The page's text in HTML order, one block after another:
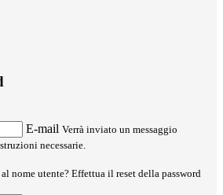
E-mail Verrà inviato un messaggio
necessarie.
nome utente? Effettua il reset della password